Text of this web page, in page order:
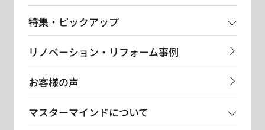
特集・ピックアップ
リノベーション・リフォーム事例
お客様の声
マスターマインドについて